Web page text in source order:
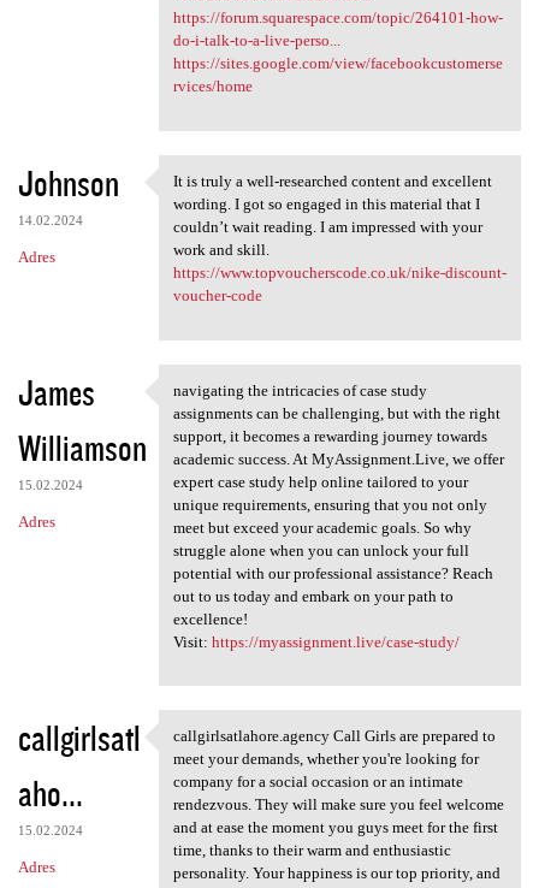
https://forum.squarespace.com/topic/264101-how-
do-i-talk-to-a-live-perso...
https://sites.google.com/view/facebookcustomerse
rvices/home
Johnson
14.02.2024
Adres
It is truly a well-researched
It is truly a well-researched content and excellent
wording. I got so engaged in this material that I
couldn’t wait reading. I am impressed with your
work and skill.
https://www.topvoucherscode.co.uk/nike-discount-
voucher-code
James
Williamson
15.02.2024
Adres
navigating the intricacies of
navigating the intricacies of case study
assignments can be challenging, but with the right
support, it becomes a rewarding journey towards
academic success. At MyAssignment.Live, we offer
expert case study help online tailored to your
unique requirements, ensuring that you not only
meet but exceed your academic goals. So why
struggle alone when you can unlock your full
potential with our professional assistance? Reach
out to us today and embark on your path to
excellence!
Visit: https://myassignment.live/case-study/
callgirlsatl
aho...
15.02.2024
Adres
callgirlsatlahore.agency Call
callgirlsatlahore.agency Call Girls are prepared to
meet your demands, whether you're looking for
company for a social occasion or an intimate
rendezvous. They will make sure you feel welcome
and at ease the moment you guys meet for the first
time, thanks to their warm and enthusiastic
personality. Your happiness is our top priority, and